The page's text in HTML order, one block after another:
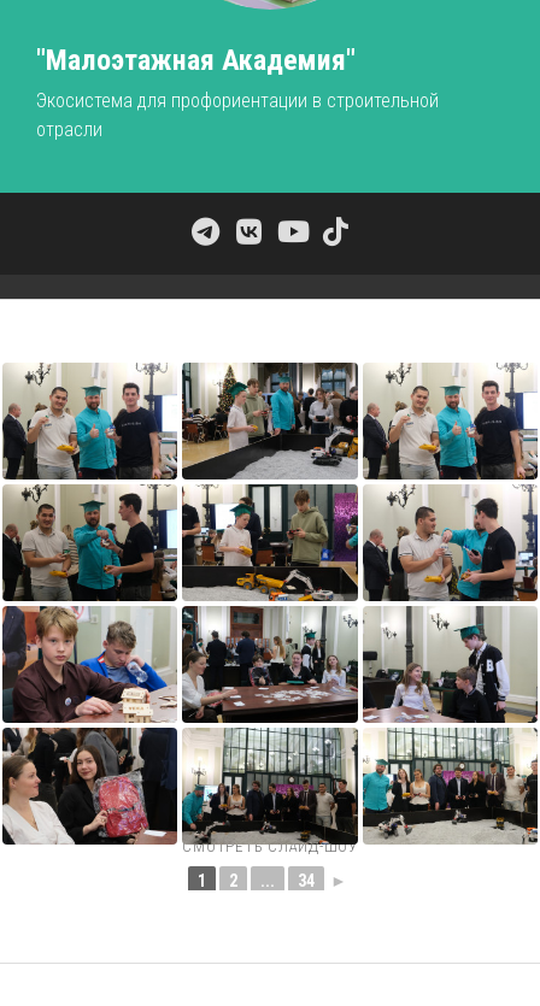
"Малоэтажная Академия"
Экосистема для профориентации в строительной
отрасли
СМОТРЕТЬ СЛАЙД-ШОУ
1 2 ... 34 ►